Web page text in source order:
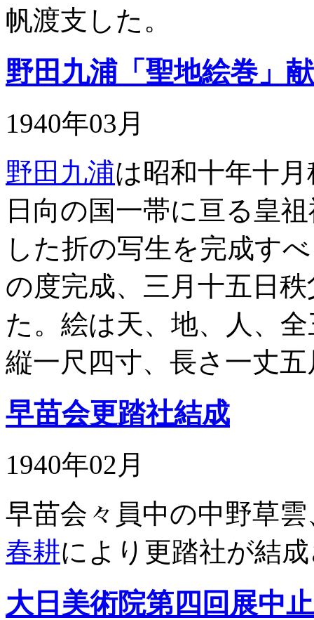
帆渡支した。
野田九浦「聖地絵巻」
1940年03月
野田九浦は昭和十年十
日向の国一帯に亘る皇
した折の写生を完成す
の度完成、三月十五日
た。絵は天、地、人、
縦一尺四寸、長さ一丈
早苗会更踏社結成
1940年02月
早苗会々員中の中野草
春耕により更踏社が結
大日美術院第四回展中止